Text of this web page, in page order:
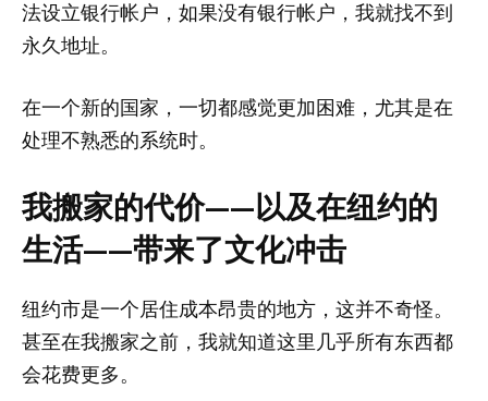
法设立银行帐户，如果没有银行帐户，我就找不到
永久地址。
在一个新的国家，一切都感觉更加困难，尤其是在
处理不熟悉的系统时。
我搬家的代价——以及在纽约的
生活——带来了文化冲击
纽约市是一个居住成本昂贵的地方，这并不奇怪。
甚至在我搬家之前，我就知道这里几乎所有东西都
会花费更多。